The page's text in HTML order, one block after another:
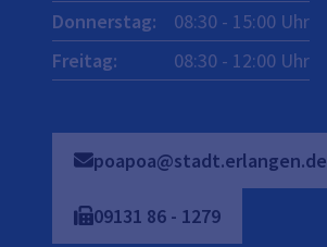
Donnerstag: 08:30 - 15:00 Uhr
Freitag: 08:30 - 12:00 Uhr
poapoa@stadt.erlangen.de
09131 86 - 1279